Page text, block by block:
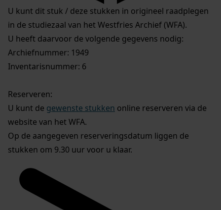
U kunt dit stuk / deze stukken in origineel raadplegen
in de studiezaal van het Westfries Archief (WFA).
U heeft daarvoor de volgende gegevens nodig:
Archiefnummer: 1949
Inventarisnummer: 6
Reserveren:
U kunt de gewenste stukken online reserveren via de
website van het WFA.
Op de aangegeven reserveringsdatum liggen de
stukken om 9.30 uur voor u klaar.